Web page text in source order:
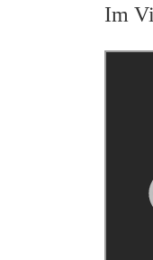
Im